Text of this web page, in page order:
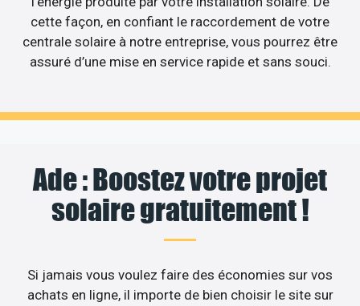
cette façon, en confiant le raccordement de votre
centrale solaire à notre entreprise, vous pourrez être
assuré d’une mise en service rapide et sans souci.
Ade : Boostez votre projet
solaire gratuitement !
Si jamais vous voulez faire des économies sur vos
achats en ligne, il importe de bien choisir le site sur